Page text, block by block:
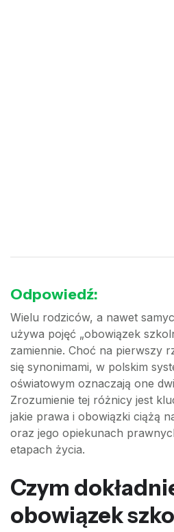
Odpowiedź:
Wielu rodziców, a nawet
używa pojęć „obowiązek
zamiennie. Choć na pierwszy
się synonimami, w polskim
oświatowym oznaczają one
Zrozumienie tej różnicy jest
jakie prawa i obowiązki ciążą
oraz jego opiekunach
etapach życia.
Czym
obowiązek